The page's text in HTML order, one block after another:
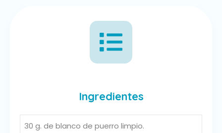
Ingredientes
30 g. de blanco de puerro limpio.